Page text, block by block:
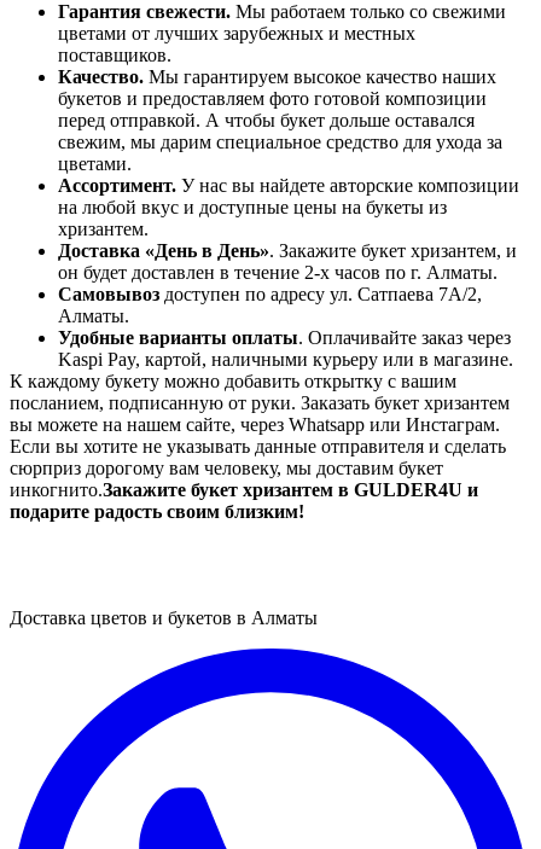
Гарантия свежести. Мы работаем только со свежими
цветами от лучших зарубежных и местных
поставщиков.
Качество. Мы гарантируем высокое качество наших
букетов и предоставляем фото готовой композиции
перед отправкой. А чтобы букет дольше оставался
свежим, мы дарим специальное средство для ухода за
цветами.
Ассортимент. У нас вы найдете авторские композиции
на любой вкус и доступные цены на букеты из
хризантем.
Доставка «День в День». Закажите букет хризантем, и
он будет доставлен в течение 2-х часов по г. Алматы.
Самовывоз доступен по адресу ул. Сатпаева 7А/2,
Алматы.
Удобные варианты оплаты. Оплачивайте заказ через
Kaspi Pay, картой, наличными курьеру или в магазине.
К каждому букету можно добавить открытку с вашим
посланием, подписанную от руки. Заказать букет хризантем
вы можете на нашем сайте, через Whatsapp или Инстаграм.
Если вы хотите не указывать данные отправителя и сделать
сюрприз дорогому вам человеку, мы доставим букет
инкогнито.Закажите букет хризантем в GULDER4U и
подарите радость своим близким!
Доставка цветов и букетов в Алматы